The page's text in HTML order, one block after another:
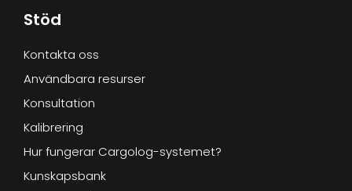
Stöd
Kontakta oss
Användbara resurser
Konsultation
Kalibrering
Hur fungerar Cargolog-systemet?
Kunskapsbank